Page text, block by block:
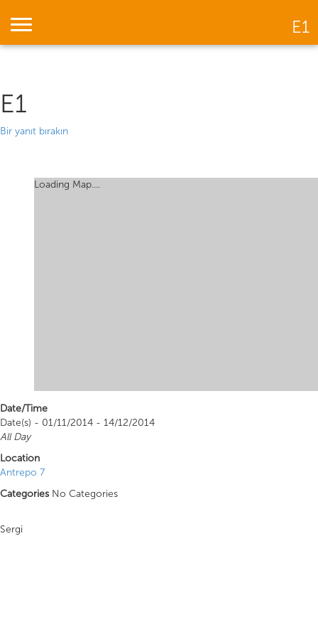
E1
E1
Bir yanıt bırakın
Loading Map....
Date/Time
Date(s) - 01/11/2014 - 14/12/2014
All Day
Location
Antrepo 7
Categories No Categories
Sergi